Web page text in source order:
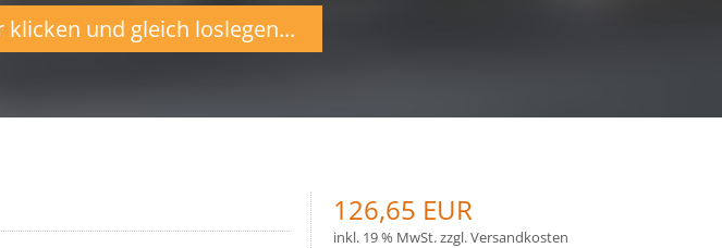
klicken und gleich loslegen...
126,65 EUR
inkl. 19 % MwSt. zzgl.Versandkosten